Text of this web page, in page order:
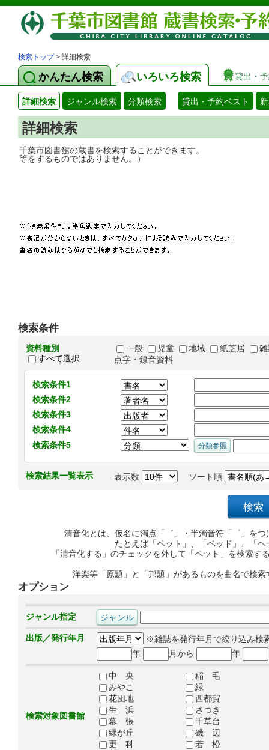
検索トップ> 詳細検索
かんたん検索 いろいろ検索 貸出・
詳細検索 ジャンル検索 分類検索 貸出・予約ベスト
詳細検索
千葉市図書館の蔵書を検索することがで
等をするものではありません。）
検索条件
資料種別
すべて選択
一般 児童 地域 紙芝居
点字・録音資料
検索条件1
検索条件2
検索条件3
検索条件4
検索条件5
検索結果一覧表示 表示数 ソート順
清音化とは、仮名に濁点「゛」・半濁音符「゜」を
たとえば「ペット」、「ベッド」、「
「清音化する」のチェックを外して「ペット」を検索
洋楽等「原題」と「邦題」があるものを曲名で検
オプション
ジャンル指定
出版／発行年月
※雑誌を発行年月で絞り込み検
年
月から 年
検索対象図書館
中 央
稲 毛
みやこ
緑
花団地
西都賀
生 浜
さつき
幕 張
千草台
緑が丘
磯 辺
更 科
若 松